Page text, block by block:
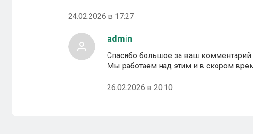
24.02.2026 в 17:27
admin
Спасибо большое за ваш комментарий
Мы работаем над этим и в скором
26.02.2026 в 20:10